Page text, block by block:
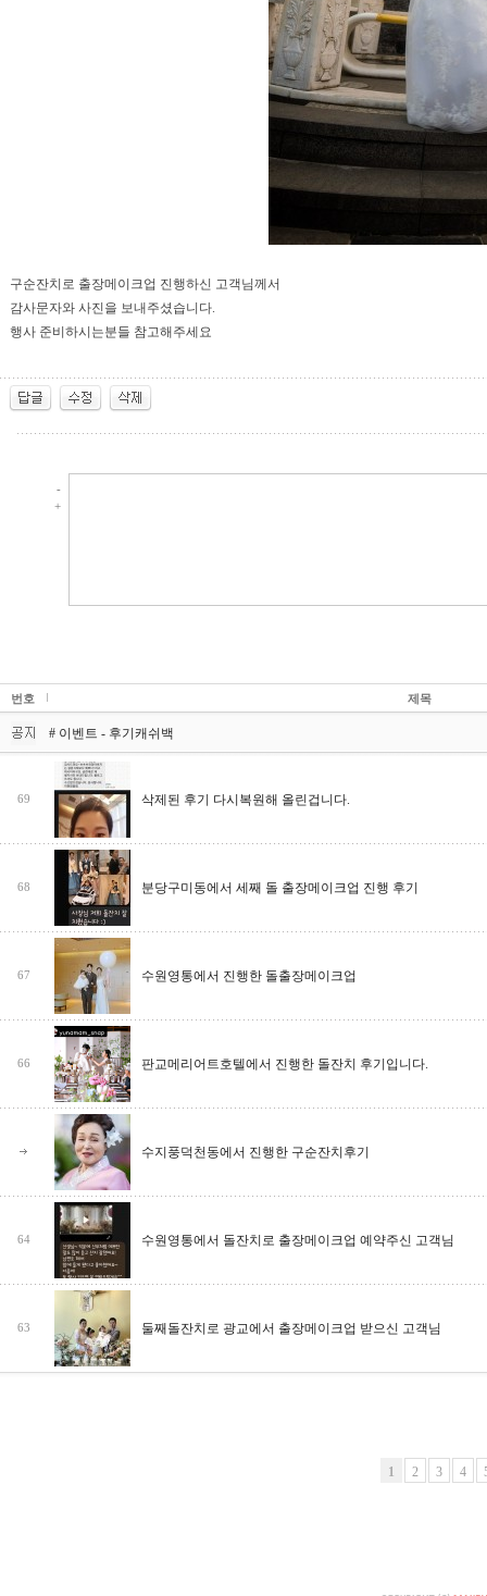
구순잔치로 출장메이크업 진행하신 고객님께서
감사문자와 사진을 보내주셨습니다.
행사 준비하시는분들 참고해주세요
-
+
번호 제목
# 이벤트 - 후기캐쉬백
69 삭제된 후기 다시복원해 올린겁니다.
68 분당구미동에서 세째 돌 출장메이크업 진행 후기
67 수원영통에서 진행한 돌출장메이크업
66 판교메리어트호텔에서 진행한 돌잔치 후기입니다.
수지풍덕천동에서 진행한 구순잔치후기
64 수원영통에서 돌잔치로 출장메이크업 예약주신 고객님
63 둘째돌잔치로 광교에서 출장메이크업 받으신 고객님
1 2 3 4